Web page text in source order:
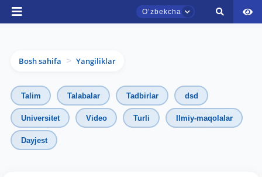
Oʼzbekcha
Bosh sahifa > Yangiliklar
Talim Talabalar Tadbirlar dsd
Universitet Video Turli Ilmiy-maqolalar
Dayjest
TDYU qabul murojaatlari chati